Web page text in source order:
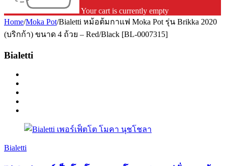
Your cart is currently empty
Home/Moka Pot/Bialetti หม้อต้มกาแฟ Moka Pot รุ่น Brikka 2020
(บริกก้า) ขนาด 4 ถ้วย – Red/Black [BL-0007315]
Bialetti
Bialetti